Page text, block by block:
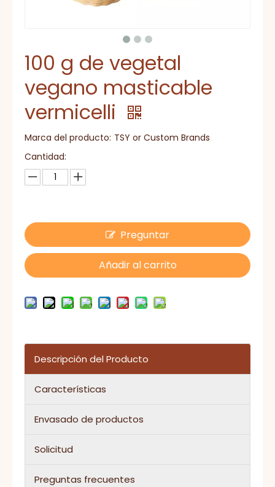
100 g de vegetal
vegano masticable
vermicelli
Marca del producto: TSY or Custom Brands
Cantidad:
Preguntar
Añadir al carrito
Descripción del Producto
Características
Envasado de productos
Solicitud
Preguntas frecuentes